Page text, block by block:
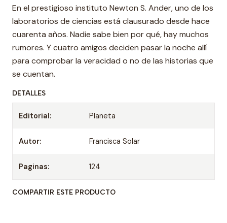
En el prestigioso instituto Newton S. Ander, uno de los
laboratorios de ciencias está clausurado desde hace
cuarenta años. Nadie sabe bien por qué, hay muchos
rumores. Y cuatro amigos deciden pasar la noche allí
para comprobar la veracidad o no de las historias que
se cuentan.
DETALLES
Editorial: Planeta
Autor: Francisca Solar
Paginas: 124
COMPARTIR ESTE PRODUCTO